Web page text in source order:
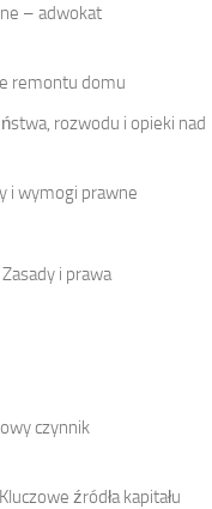
– adwokat
remontu domu
rozwodu i opieki nad
i wymogi prawne
i prawa
czynnik
źródła kapitału